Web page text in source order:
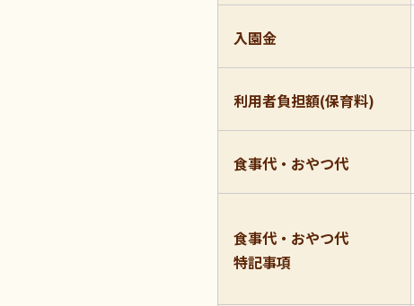
入園金
利用者負担額(保育料)
食事代・おやつ代
食事代・おやつ代
特記事項